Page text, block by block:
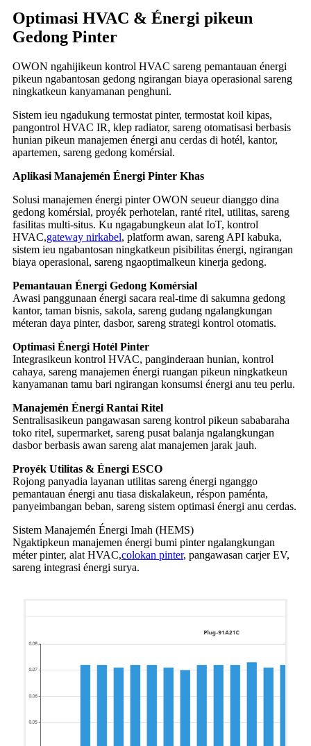
Optimasi HVAC & Énergi pikeun
Gedong Pinter
OWON ngahijikeun kontrol HVAC sareng pemantauan énergi
pikeun ngabantosan gedong ngirangan biaya operasional sareng
ningkatkeun kanyamanan penghuni.
Sistem ieu ngadukung termostat pinter, termostat koil kipas,
pangontrol HVAC IR, klep radiator, sareng otomatisasi berbasis
hunian pikeun manajemen énergi anu cerdas di hotél, kantor,
apartemen, sareng gedong komérsial.
Aplikasi Manajemén Énergi Pinter Khas
Solusi manajemen énergi pinter OWON seueur dianggo dina
gedong komérsial, proyék perhotelan, ranté ritel, utilitas, sareng
fasilitas multi-situs. Ku ngagabungkeun alat IoT, kontrol
HVAC,gateway nirkabel, platform awan, sareng API kabuka,
sistem ieu ngabantosan ningkatkeun pisibilitas énergi, ngirangan
biaya operasional, sareng ngaoptimalkeun kinerja gedong.
Pemantauan Énergi Gedong Komérsial
Awasi panggunaan énergi sacara real-time di sakumna gedong
kantor, taman bisnis, sakola, sareng gudang ngalangkungan
méteran daya pinter, dasbor, sareng strategi kontrol otomatis.
Optimasi Énergi Hotél Pinter
Integrasikeun kontrol HVAC, panginderaan hunian, kontrol
cahaya, sareng manajemen énergi ruangan pikeun ningkatkeun
kanyamanan tamu bari ngirangan konsumsi énergi anu teu perlu.
Manajemén Énergi Rantai Ritel
Sentralisasikeun pangawasan sareng kontrol pikeun sababaraha
toko ritel, supermarket, sareng pusat balanja ngalangkungan
dasbor berbasis awan sareng alat manajemen jarak jauh.
Proyék Utilitas & Énergi ESCO
Rojong panyadia layanan utilitas sareng énergi nganggo
pemantauan énergi anu tiasa diskalakeun, réspon paménta,
panyeimbangan beban, sareng sistem optimasi énergi anu cerdas.
Sistem Manajemén Énergi Imah (HEMS)
Ngaktipkeun manajemen énergi bumi pinter ngalangkungan
méter pinter, alat HVAC,colokan pinter, pangawasan carjer EV,
sareng integrasi énergi surya.